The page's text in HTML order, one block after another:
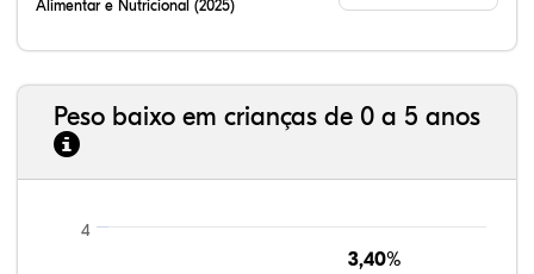
Alimentar e Nutricional (2025)
Peso baixo em crianças de 0 a 5 anos
3,40%
3,40%
4